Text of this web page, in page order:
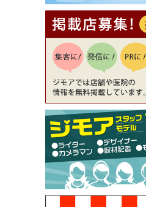
ore（ピアクオーレ））
[有効期限]2026年9月30日
【ジモア読者特典1】
降（創作イタリアン
[有効期限]2026年9月30日
【ジモア限定②】初回
00円⇒1,100円（メン
ckle（ミックル））
[有効期限]2026年9月30日
【ジモア限定特典①】
50円（Premiere（プ
[有効期限]2026年9月30日
焼き餃子 一皿サービ
早稲田店）
[有効期限]2026年9月30日